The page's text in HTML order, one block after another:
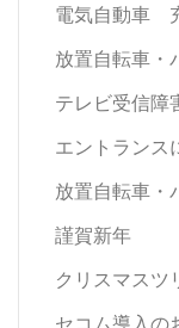
電気自動車
放置自転車・
テレビ受信障
エントランス
放置自転車・
謹賀新年
クリスマスツ
セコム導入の